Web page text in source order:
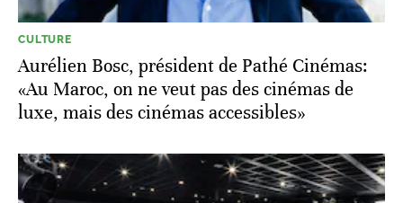
CULTURE
Aurélien Bosc, président de Pathé Cinémas:
«Au Maroc, on ne veut pas des cinémas de
luxe, mais des cinémas accessibles»